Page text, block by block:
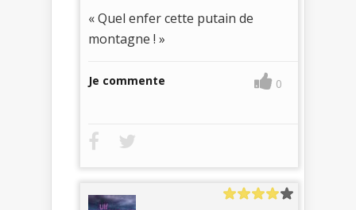
« Quel enfer cette putain de
montagne ! »
Je commente 0